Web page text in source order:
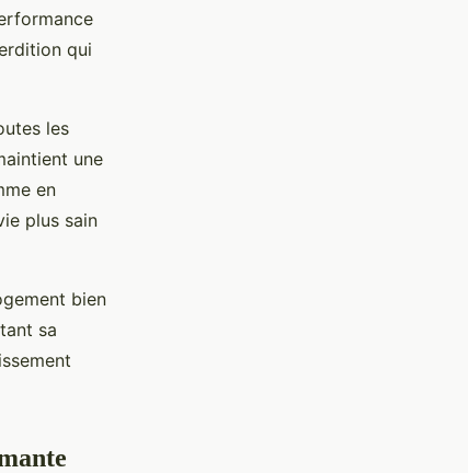
qui
les
une
en
plus sain
bien
sa